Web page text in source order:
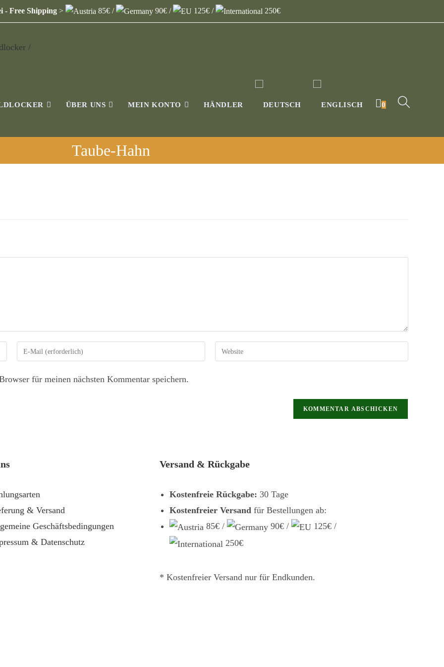
- Free Shipping > 85€ / 90€ / 125€ / 250€
ÜBER UNS MEIN KONTO HÄNDLER 0
Taube-Hahn
für meinen nächsten Kommentar speichern.
& Versand
Geschäftsbedingungen
& Datenschutz
Versand & Rückgabe
Kostenfreie Rückgabe: 30 Tage
Kostenfreier Versandfür Bestellungen ab:
85€ /
90€ /
125€ /
250€
* Kostenfreier Versand nur für Endkunden.